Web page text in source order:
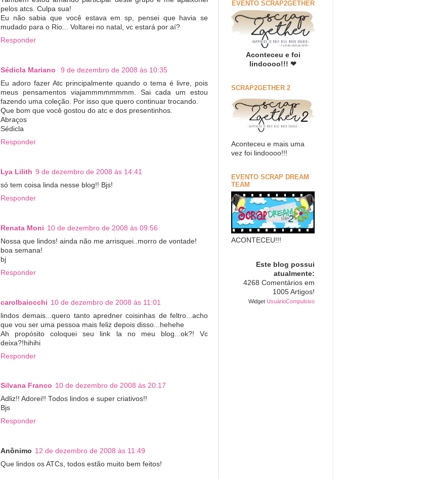
pelos atcs. Culpa sua!
Eu não sabia que você estava em sp, pensei que havia se
mudado para o Rio... Voltarei no natal, vc estará por aí?
Responder
Sédicla Mariano
9 de dezembro de 2008 às 10:35
Eu adoro fazer Atc principalmente quando o tema é livre, pois
meus pensamentos viajammmmmmmm. Sai cada um estou
fazendo uma coleção. Por isso que quero continuar trocando.
Que bom que você gostou do atc e dos presentinhos.
Abraços
Sédicla
Responder
Lya Lilith 9 de dezembro de 2008 às 14:41
só tem coisa linda nesse blog!! Bjs!
Responder
Renata Moni 10 de dezembro de 2008 às 09:56
Nossa que lindos! ainda não me arrisquei..morro de vontade!
boa semana!
bj
Responder
carolbaiocchi 10 de dezembro de 2008 às 11:01
lindos demais...quero tanto apredner coisinhas de feltro...acho
que vou ser uma pessoa mais feliz depois disso...hehehe
Ah propósito coloquei seu link la no meu blog...ok?! Vc
deixa?!hihihi
Responder
Silvana Franco 10 de dezembro de 2008 às 20:17
Adliz!! Adorei!! Todos lindos e super criativos!!
Bjs
Responder
Anônimo 12 de dezembro de 2008 às 11:49
Que lindos os ATCs, todos estão muito bem feitos!
EVENTO SCRAP2GETHER
Aconteceu e foi
lindoooo!!! ❤
SCRAP2GETHER 2
Aconteceu e mais uma
vez foi lindoooo!!!
EVENTO SCRAP DREAM
TEAM
ACONTECEU!!!
Este blog possui
atualmente:
4268 Comentários em
1005 Artigos!
Widget UsuárioCompulsivo